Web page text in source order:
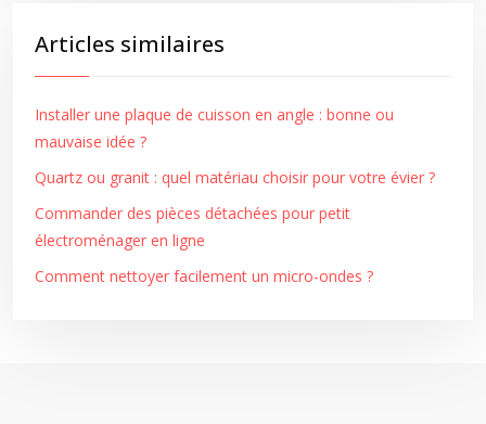
Articles similaires
Installer une plaque de cuisson en angle : bonne ou
mauvaise idée ?
Quartz ou granit : quel matériau choisir pour votre évier ?
Commander des pièces détachées pour petit
électroménager en ligne
Comment nettoyer facilement un micro-ondes ?